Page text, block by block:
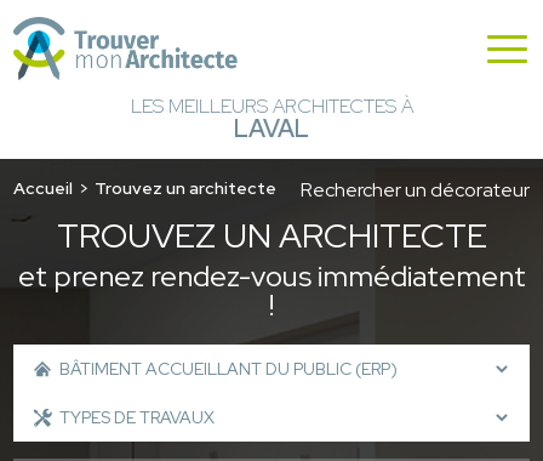
LES MEILLEURS ARCHITECTES À
LAVAL
Accueil Trouvez un architecte Rechercher un décorateur
TROUVEZ UN ARCHITECTE
et prenez rendez-vous immédiatement
!